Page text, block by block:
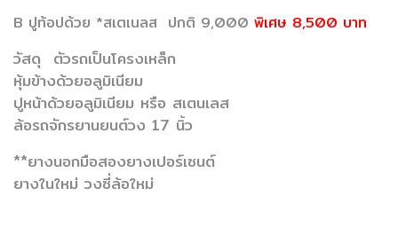
B ปูท้อปด้วย *สเตเนลส ปกติ 9,000 พิเศษ 8,500 บาท
วัสดุ ตัวรถเป็นโครงเหล็ก
หุ้มข้างด้วยอลูมิเนียม
ปูหน้าด้วยอลูมิเนียม หรือ สเตนเลส
ล้อรถจักรยานยนต์วง 17 นิ้ว
**ยางนอกมือสองยางเปอร์เซนต์
ยางในใหม่ วงซี่ล้อใหม่